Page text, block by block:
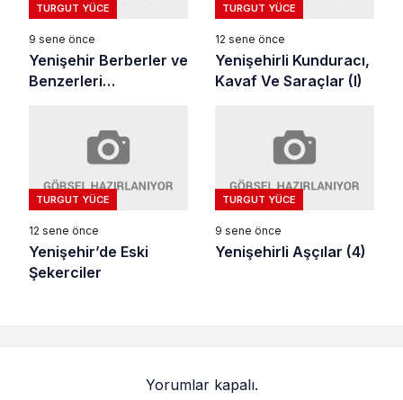
TURGUT YÜCE
9 sene önce
Yenişehir Berberler ve
Benzerleri
TURGUT YÜCE
12 sene önce
Yenişehirli Kunduracı,
Kavaf Ve Saraçlar (I)
TURGUT YÜCE
12 sene önce
Yenişehir’de Eski
Şekerciler
TURGUT YÜCE
9 sene önce
Yenişehirli Aşçılar (4)
Yorumlar kapalı.